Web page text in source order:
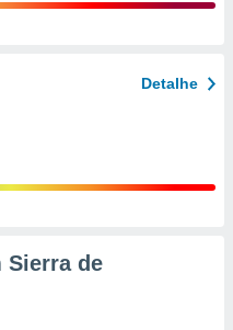
Detalhe
Sierra de